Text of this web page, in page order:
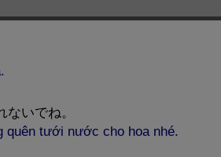
ないでね。
quên tưới nước cho hoa nhé.